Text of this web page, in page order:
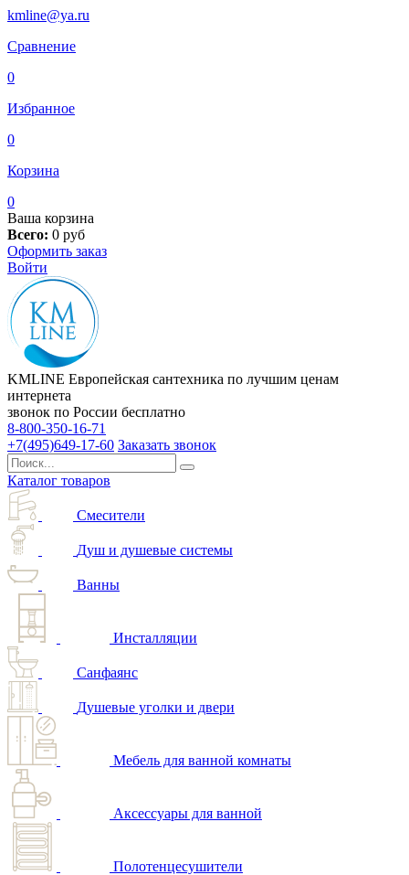
kmline@ya.ru
Сравнение
0
Избранное
0
Корзина
0
Ваша корзина
Всего: 0 руб
Оформить заказ
Войти
KMLINE Европейская сантехника по лучшим ценам
интернета
звонок по России бесплатно
8-800-350-16-71
+7(495)649-17-60 Заказать звонок
Каталог товаров
Смесители
Душ и душевые системы
Ванны
Инсталляции
Санфаянс
Душевые уголки и двери
Мебель для ванной комнаты
Аксессуары для ванной
Полотенцесушители